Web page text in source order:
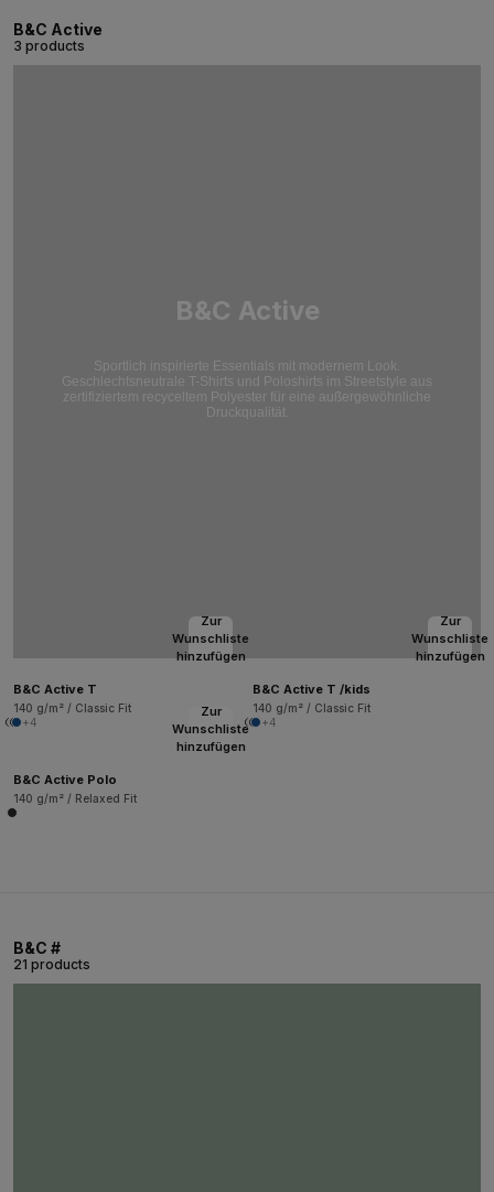
B&C Active
3 products
B&C Active
Sportlich inspirierte Essentials mit modernem Look.
Geschlechtsneutrale T-Shirts und Poloshirts im Streetstyle aus
zertifiziertem recyceltem Polyester für eine außergewöhnliche
Druckqualität.
Zur
Wunschliste
hinzufügen
B&C Active T
140 g/m² / Classic Fit
+4
Zur
Wunschliste
hinzufügen
B&C Active T /kids
140 g/m² / Classic Fit
+4
Zur
Wunschliste
hinzufügen
B&C Active Polo
140 g/m² / Relaxed Fit
B&C #
21 products